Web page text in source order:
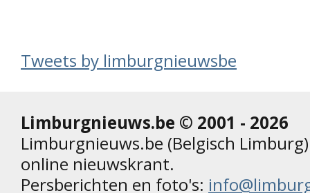
Tweets by limburgnieuwsbe
Limburgnieuws.be © 2001 - 2026
Limburgnieuws.be (Belgisch
online nieuwskrant.
Persberichten en foto's: